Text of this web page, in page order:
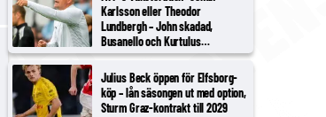
Karlsson eller Theodor
Lundbergh – John skadad,
Busanello och Kurtulus
avstängda; Malte Frejd Pålsson in
bredvid Djurić, 17-årige Hidalgo
aktuell
Julius Beck öppen för Elfsborg-
köp – lån säsongen ut med option,
Sturm Graz-kontrakt till 2029